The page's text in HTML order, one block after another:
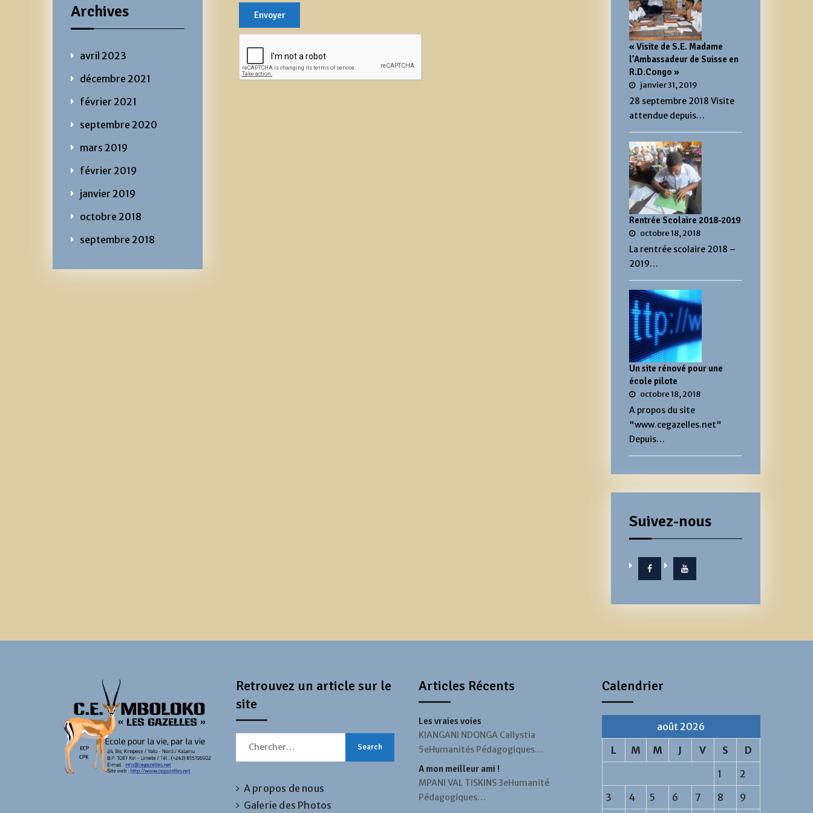
Archives
avril 2023
décembre 2021
février 2021
septembre 2020
mars 2019
février 2019
janvier 2019
octobre 2018
septembre 2018
« Visite de S.E. Madame
l’Ambassadeur de Suisse en
R.D.Congo »
janvier 31, 2019
28 septembre 2018 Visite
attendue depuis…
Rentrée Scolaire 2018-2019
octobre 18, 2018
La rentrée scolaire 2018 –
2019…
Un site rénové pour une
école pilote
octobre 18, 2018
A propos du site
"www.cegazelles.net"
Depuis…
Suivez-nous
Retrouvez un article sur le
site
Search
A propos de nous
Galerie des Photos
Articles Récents
Les vraies voies
KIANGANI NDONGA Callystia
5eHumanités Pédagogiques…
A mon meilleur ami !
MPANI VAL TISKINS 3eHumanité
Pédagogiques…
Calendrier
août 2026
L
M M J V S
D
1
2
3
4 5 6 7 8 9